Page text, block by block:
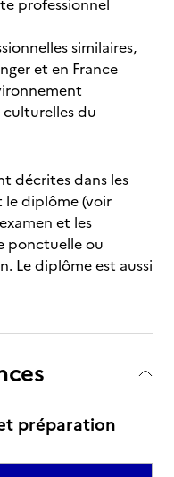
professionnel
similaires,
et en France
du
décrites dans les
le diplôme (voir
et les
ponctuelle ou
Le diplôme est aussi
préparation